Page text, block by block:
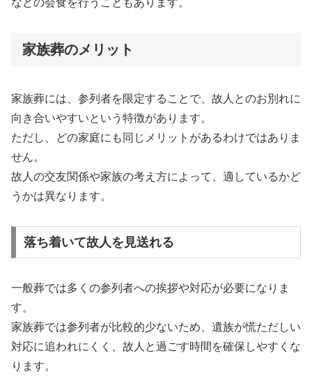
などの会食を行うこともあります。
家族葬のメリット
家族葬には、参列者を限定することで、故人とのお別れに
向き合いやすいという特徴があります。
ただし、どの家庭にも同じメリットがあるわけではありま
せん。
故人の交友関係や家族の考え方によって、適しているかど
うかは異なります。
落ち着いて故人を見送れる
一般葬では多くの参列者への挨拶や対応が必要になりま
す。
家族葬では参列者が比較的少ないため、遺族が慌ただしい
対応に追われにくく、故人と過ごす時間を確保しやすくな
ります。